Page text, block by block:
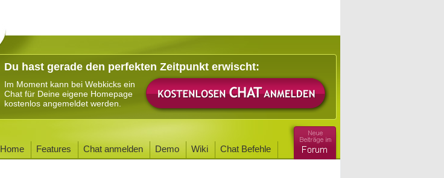
Du hast gerade den perfekten Zeitpunkt erwischt:
Im Moment kann bei Webkicks ein
Chat für Deine eigene Homepage
kostenlos angemeldet werden.
Home Features Chat anmelden Demo Wiki Chat Befehle